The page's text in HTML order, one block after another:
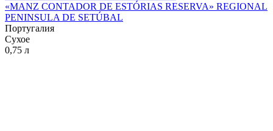
«MANZ CONTADOR DE ESTÓRIAS RESERVA» REGIONAL
PENINSULA DE SETÚBAL
Португалия
Сухое
0,75 л